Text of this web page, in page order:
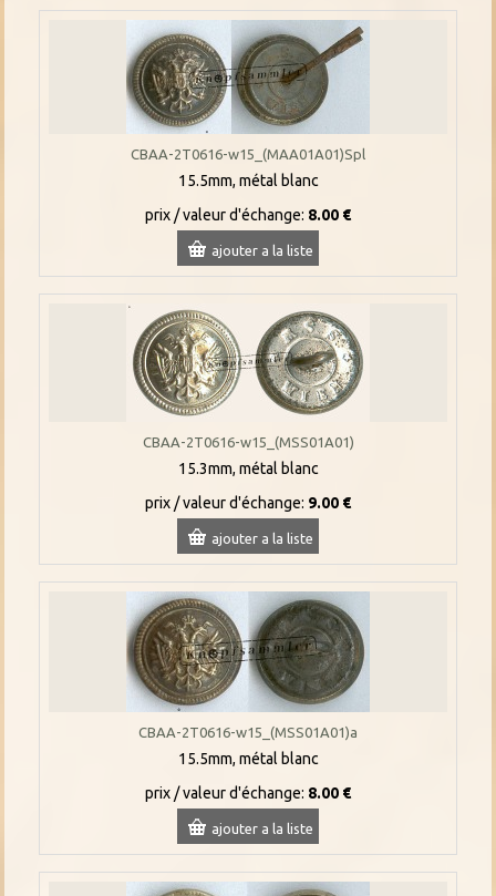
CBAA-2T0616-w15_(MAA01A01)Spl
15.5mm, métal blanc
prix / valeur d'échange: 8.00 €
ajouter a la liste
CBAA-2T0616-w15_(MSS01A01)
15.3mm, métal blanc
prix / valeur d'échange: 9.00 €
ajouter a la liste
CBAA-2T0616-w15_(MSS01A01)a
15.5mm, métal blanc
prix / valeur d'échange: 8.00 €
ajouter a la liste